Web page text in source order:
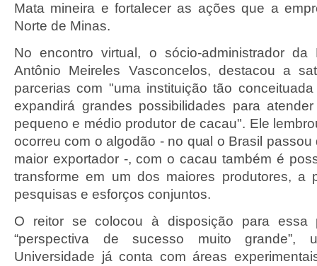
Mata mineira e fortalecer as ações que a
Norte de Minas.
No encontro virtual, o sócio-administrador da
Antônio Meireles Vasconcelos, destacou a
parcerias com "uma instituição tão
expandirá grandes possibilidades para
pequeno e médio produtor de cacau". Ele
ocorreu com o algodão - no qual o Brasil passou
maior exportador -, com o cacau também é
transforme em um dos maiores produtores, a
pesquisas e esforços conjuntos.
O reitor se colocou à disposição para essa
“perspectiva de sucesso muito
Universidade já conta com áreas